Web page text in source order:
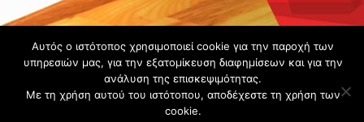
Copyright ©
2020 -
Gsperamatosermis.gr
All rights
Αυτός ο ιστότοπος χρησιμοποιεί cookie για την παροχή των
υπηρεσιών μας, για την εξατομίκευση διαφημίσεων και για την
ανάλυση της επισκεψιμότητας.
Με τη χρήση αυτού του ιστότοπου, αποδέχεστε τη χρήση των
cookie.